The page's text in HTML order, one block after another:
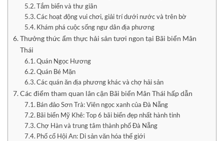
Tắm biển và thư giãn
Các hoạt động vui chơi, giải trí dưới nước và trên bờ
Khám phá cuộc sống ngư dân địa phương
Thưởng thức ẩm thực hải sản tươi ngon tại Bãi biển Mân
Thái
Quán Ngọc Hương
Quán Bé Mặn
Các quán ăn địa phương khác và chợ hải sản
Các điểm tham quan lân cận Bãi biển Mân Thái hấp dẫn
Bán đảo Sơn Trà: Viên ngọc xanh của Đà Nẵng
Bãi biển Mỹ Khê: Top 6 bãi biển đẹp nhất hành tinh
Chợ Hàn và trung tâm thành phố Đà Nẵng
Phố cổ Hội An: Di sản văn hóa thế giới